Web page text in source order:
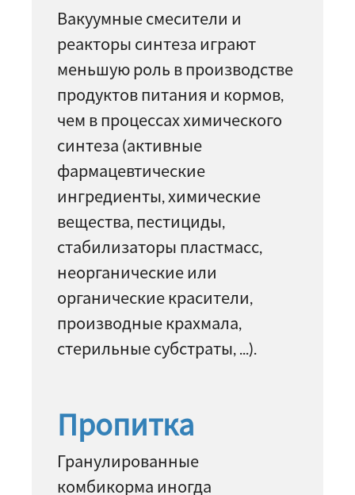
Вакуумные смесители и
реакторы синтеза играют
меньшую роль в производстве
продуктов питания и кормов,
чем в процессах химического
синтеза (активные
фармацевтические
ингредиенты, химические
вещества, пестициды,
стабилизаторы пластмасс,
неорганические или
органические красители,
производные крахмала,
стерильные субстраты, ...).
Пропитка
Гранулированные
комбикорма иногда